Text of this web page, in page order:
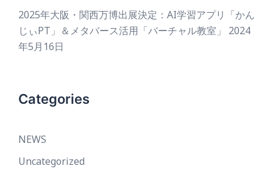
2025年大阪・関西万博出展決定：AI学習アプリ「かん
じぃPT」＆メタバース活用「バーチャル教室」
2024
年5月16日
Categories
NEWS
Uncategorized